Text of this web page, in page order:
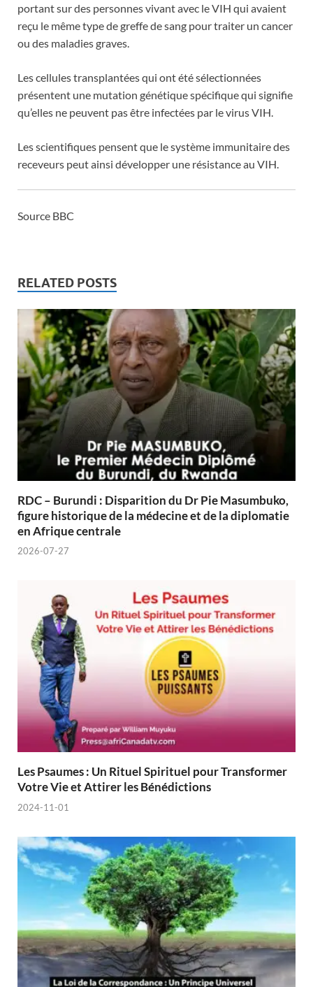
portant sur des personnes vivant avec le VIH qui avaient
reçu le même type de greffe de sang pour traiter un cancer
ou des maladies graves.
Les cellules transplantées qui ont été sélectionnées
présentent une mutation génétique spécifique qui signifie
qu’elles ne peuvent pas être infectées par le virus VIH.
Les scientifiques pensent que le système immunitaire des
receveurs peut ainsi développer une résistance au VIH.
Source BBC
RELATED POSTS
RDC – Burundi : Disparition du Dr Pie Masumbuko,
figure historique de la médecine et de la diplomatie
en Afrique centrale
2026-07-27
Les Psaumes : Un Rituel Spirituel pour Transformer
Votre Vie et Attirer les Bénédictions
2024-11-01